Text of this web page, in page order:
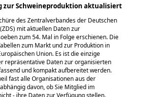
zur Schweineproduktion aktualisiert
des Zentralverbandes der Deutschen
mit aktuellen Daten zur
zum 54. Mal in Folge erschienen. Die
zum Markt und zur Produktion in
Union. Es ist die einzige
repräsentative Daten zur organisierten
und kompakt aufbereitet werden.
fast alle Organisationen aus der
davon, ob Sie Mitglied im